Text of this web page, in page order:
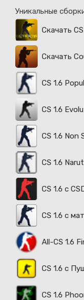
Уникальные
Скачать
Скачать
CS 1.6
CS 1.6
CS 1.6 Non
CS 1.6
CS 1.6 с
CS 1.6 с
All-CS 1.6
CS 1.6 с
CS 1.6